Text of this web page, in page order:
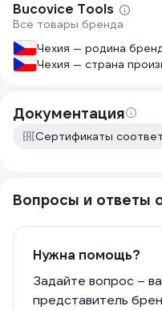
Bucovice Tools
Все товары бренда
Чехия — родина
Чехия — страна
Документация
Сертификаты
Вопросы и ответы
Нужна помощь?
Задайте вопрос –
представитель